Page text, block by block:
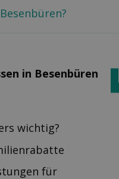
in Besenbüren
wichtig?
für